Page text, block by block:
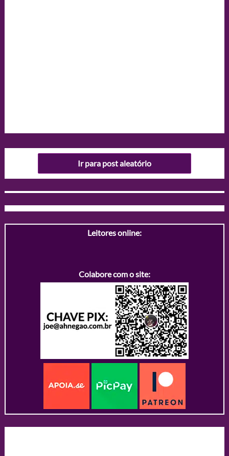
Ir para post aleatório
Leitores online:
Colabore com o site: